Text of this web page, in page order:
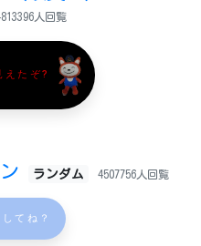
人回覧
えたぞ?
ランダム 4507756人回覧
てね？